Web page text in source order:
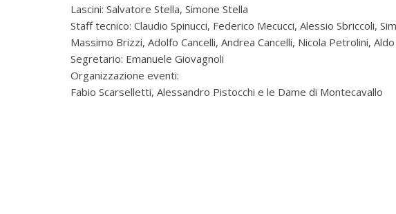
Lascini: Salvatore Stella, Simone Stella
Staff tecnico: Claudio Spinucci, Federico Mecucci, Alessio Sbriccoli,
Massimo Brizzi, Adolfo Cancelli, Andrea Cancelli, Nicola Petrolini,
Segretario: Emanuele Giovagnoli
Organizzazione eventi:
Fabio Scarselletti, Alessandro Pistocchi e le Dame di Montecavallo